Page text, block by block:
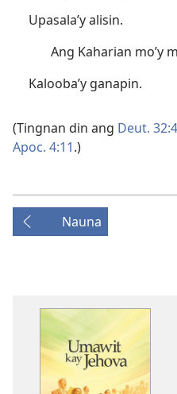
Upasala’y alisin.
Ang Kaharian mo’y
Kalooba’y ganapin.
(Tingnan din ang Deut.
Apoc. 4:11.)
Nauna